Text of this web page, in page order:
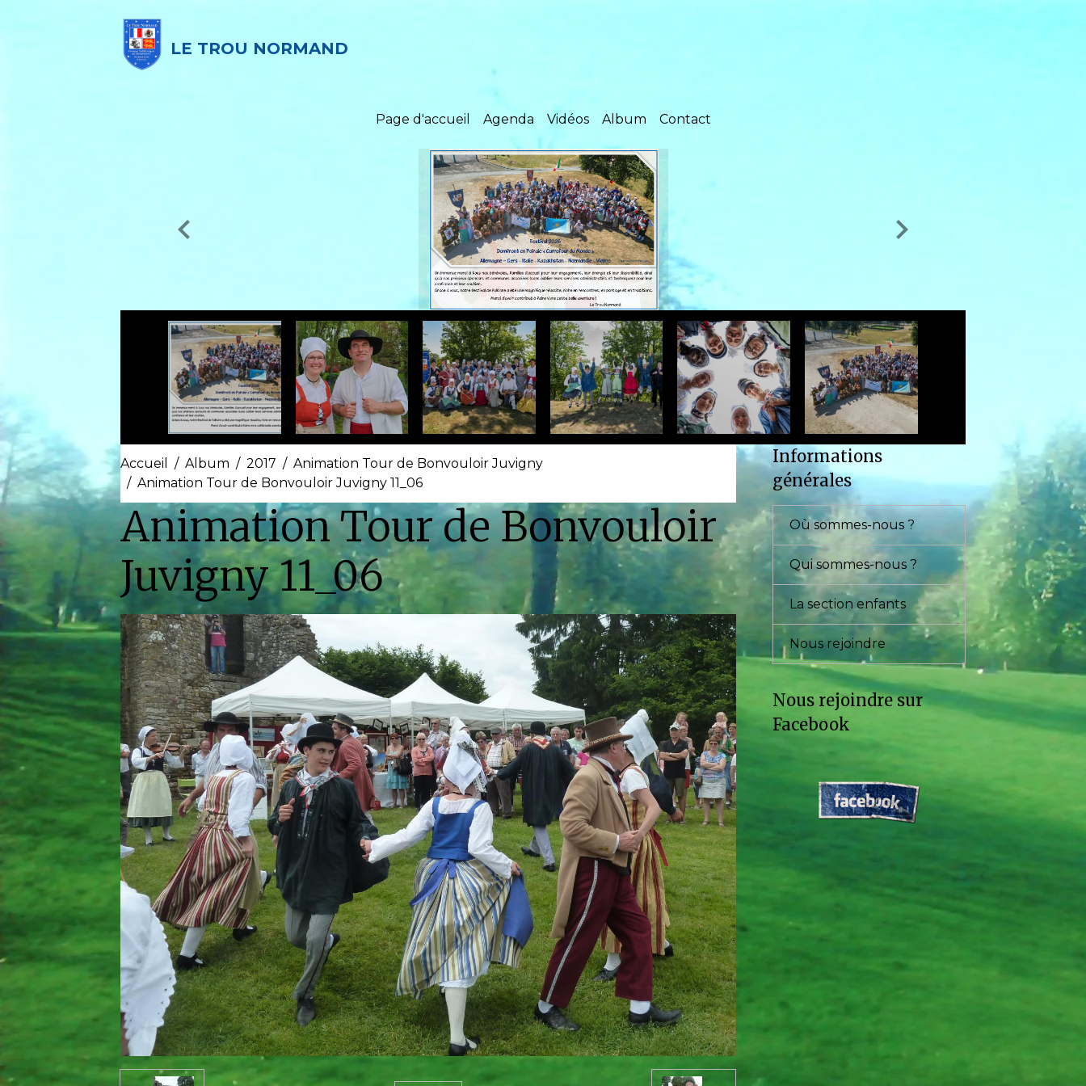
LE TROU NORMAND
Page d'accueil Agenda Vidéos Album Contact
Nos co-présidents
Accueil Album 2017
Animation Tour de Bonvouloir Juvigny
Animation Tour de Bonvouloir Juvigny 11_06
Animation Tour de Bonvouloir
Juvigny 11_06
Informations
générales
Où sommes-nous ?
Qui sommes-nous ?
La section enfants
Nous rejoindre
Nous rejoindre sur
Facebook